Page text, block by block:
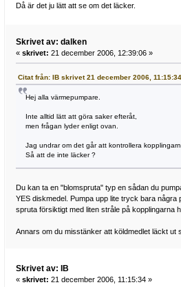
Då är det ju lätt att se om det läcker.
Skrivet av: dalken
« skrivet: 21 december 2006, 12:39:06 »
Citat från: IB skrivet 21 december 2006, 11:15:34
Hej alla värmepumpare.
Inte alltid lätt att göra saker efteråt,
men frågan lyder enligt ovan.
Jag undrar om det går att kontrollera
Så att de inte läcker ?
Du kan ta en "blomspruta" typ en sådan du
YES diskmedel. Pumpa upp lite tryck bara några
spruta försiktigt med liten stråle på kopplingarna
Annars om du misstänker att köldmedlet läckt ut
Skrivet av: IB
« skrivet: 21 december 2006, 11:15:34 »